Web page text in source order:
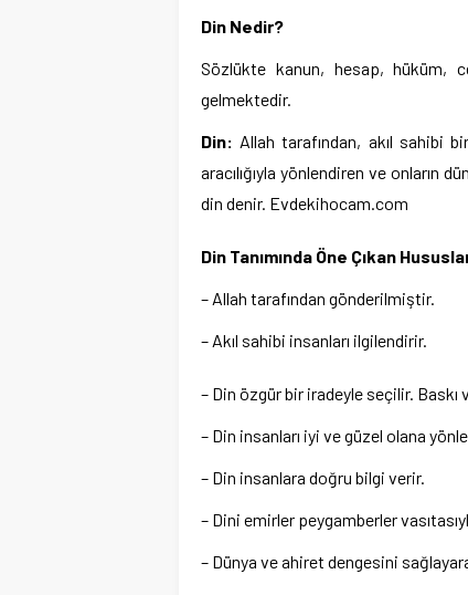
Din Nedir?
Sözlükte kanun, hesap, hüküm,
gelmektedir.
Din: Allah tarafından, akıl sahibi
aracılığıyla yönlendiren ve onların
din denir. Evdekihocam.com
Din Tanımında Öne Çıkan
– Allah tarafından gönderilmiştir.
– Akıl sahibi insanları ilgilendirir.
– Din özgür bir iradeyle seçilir. Baskı
– Din insanları iyi ve güzel olana
– Din insanlara doğru bilgi verir.
– Dini emirler peygamberler
– Dünya ve ahiret dengesini